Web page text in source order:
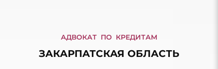
АДВОКАТ ПО КРЕДИТАМ
ЗАКАРПАТСКАЯ ОБЛАСТЬ